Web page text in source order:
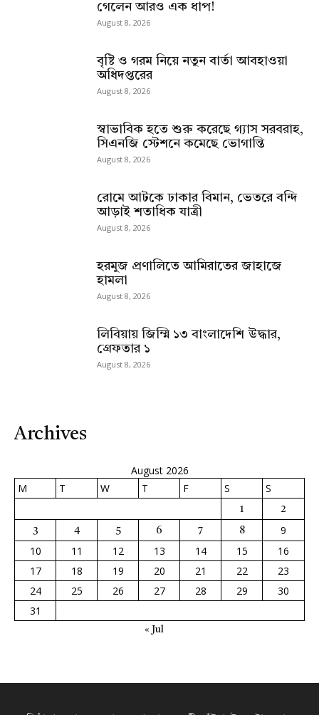
গেলেন আরও এক ধাপ!
August 8, 2026
বৃষ্টি ও গরম নিয়ে নতুন বার্তা আবহাওয়া
অধিদপ্তরের
August 8, 2026
স্বাভাবিক হতে শুরু করেছে গ্যাস সরবরাহ,
সিএনজি স্টেশনে কমেছে ভোগান্তি
August 8, 2026
রোমে আটকে ঢাকার বিমান, ভেতরে বন্দি
আড়াই শতাধিক যাত্রী
August 8, 2026
হরমুজ প্রণালিতে আমিরাতের জাহাজে
হামলা
August 8, 2026
লিবিয়ায় জিম্মি ১৩ বাংলাদেশি উদ্ধার,
গ্রেফতার ১
August 8, 2026
Archives
August 2026
M
T W T F S S
1 2
3 4 5 6 7 8
9
10
11 12 13 14 15
16
17
18 19 20 21 22
23
24
25 26 27 28 29
30
31
« Jul